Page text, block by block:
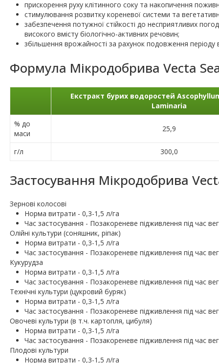
прискорення руху клітинного соку та накопичення
стимулювання розвитку кореневої системи та
забезпечення потужної стійкості до несприятливих
високого вмісту біологічно-активних речовин;
збільшення врожайності за рахунок подовження періоду
Формула Мікродобрива Vecta
Екстракт бурих водоростей
Laminaria
% до
маси
25,9
г/л 300,0
Застосування Мікродобрива
Зернові колосові
Норма витрати - 0,3-1,5 л/га
Час застосування - Позакореневе підживлення під час
Олійні культури (соняшник, ріпак)
Норма витрати - 0,3-1,5 л/га
Час застосування - Позакореневе підживлення під час
Кукурудза
Норма витрати - 0,3-1,5 л/га
Час застосування - Позакореневе підживлення під час
Технічні культури (цукровий буряк)
Норма витрати - 0,3-1,5 л/га
Час застосування - Позакореневе підживлення під час
Овочеві культури (в т.ч. картопля, цибуля)
Норма витрати - 0,3-1,5 л/га
Час застосування - Позакореневе підживлення під час
Плодові культури
Норма витрати - 0,3-1,5 л/га